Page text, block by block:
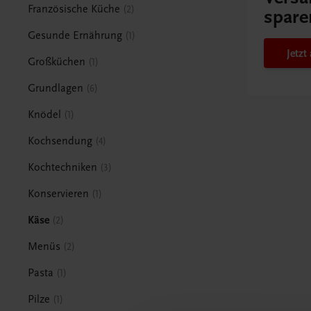
Französische Küche 2
Gesunde Ernährung 1
Großküchen 1
Grundlagen 6
Knödel 1
Kochsendung 4
Kochtechniken 3
Konservieren 1
Käse 2
Menüs 2
Pasta 1
Pilze 1
Jetzt